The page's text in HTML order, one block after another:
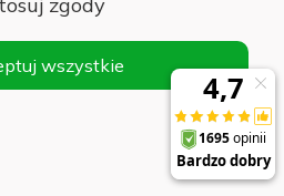
Renomowani producenci
wszystkie